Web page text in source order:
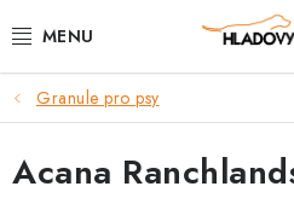
na
POTŘEBY PRO PSY
TAMI PŘEPRAVNÍ BOXY
Granule pro psy
Acana